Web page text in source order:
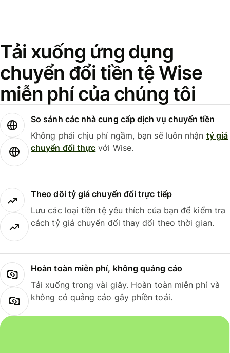
Tải xuống ứng dụng
chuyển đổi tiền tệ Wise
miễn phí của chúng tôi
So sánh các nhà cung cấp dịch vụ chuyển tiền
Không phải chịu phí ngầm, bạn sẽ luôn nhận tỷ giá
chuyển đổi thực với Wise.
Theo dõi tỷ giá chuyển đổi trực tiếp
Lưu các loại tiền tệ yêu thích của bạn để kiểm tra
cách tỷ giá chuyển đổi thay đổi theo thời gian.
Hoàn toàn miễn phí, không quảng cáo
Tải xuống trong vài giây. Hoàn toàn miễn phí và
không có quảng cáo gây phiền toái.